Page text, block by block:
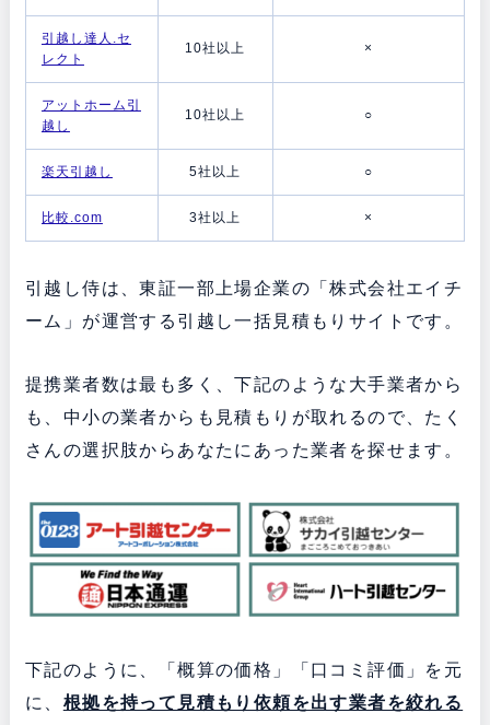
引越し達人.セ
レクト
10社以上 ×
アットホーム引
越し
10社以上 ○
楽天引越し 5社以上 ○
比較.com 3社以上 ×
引越し侍は、東証一部上場企業の「株式会社エイチ
ーム」が運営する引越し一括見積もりサイトです。
提携業者数は最も多く、下記のような大手業者から
も、中小の業者からも見積もりが取れるので、たく
さんの選択肢からあなたにあった業者を探せます。
下記のように、「概算の価格」「口コミ評価」を元
に、 根拠を持って見積もり依頼を出す業者を絞れる